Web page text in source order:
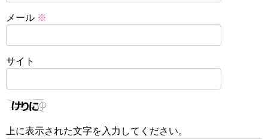
メール ※
サイト
上に表示された文字を入力してください。